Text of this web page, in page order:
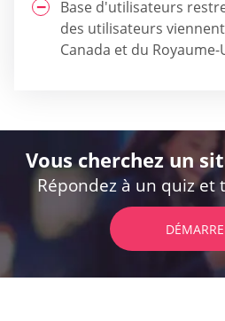
Base d'utilisateurs
des utilisateurs
Canada et du Royaume-
Vous cherchez un
Répondez à un quiz et